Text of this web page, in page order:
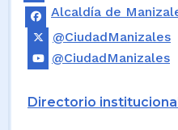
Alcaldía de
@CiudadManizales
@CiudadManizales
Directorio